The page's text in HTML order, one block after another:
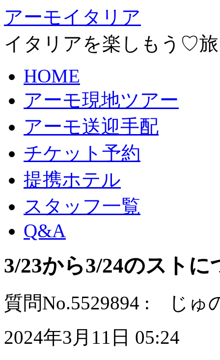
アーモイタリア
イタリアを楽しもう♡
HOME
アーモ現地ツアー
アーモ送迎手配
チケット予約
提携ホテル
スタッフ一覧
Q&A
3/23から3/24のストに
質問No.5529894 : じゅ
2024年3月11日 05:24